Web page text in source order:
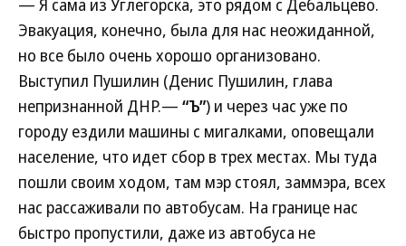
— Я сама из Углегорска, это рядом с Дебальцево.
Эвакуация, конечно, была для нас неожиданной,
но все было очень хорошо организовано.
Выступил Пушилин (Денис Пушилин, глава
непризнанной ДНР.— “Ъ”) и через час уже по
городу ездили машины с мигалками, оповещали
население, что идет сбор в трех местах. Мы туда
пошли своим ходом, там мэр стоял, заммэра, всех
нас рассаживали по автобусам. На границе нас
быстро пропустили, даже из автобуса не